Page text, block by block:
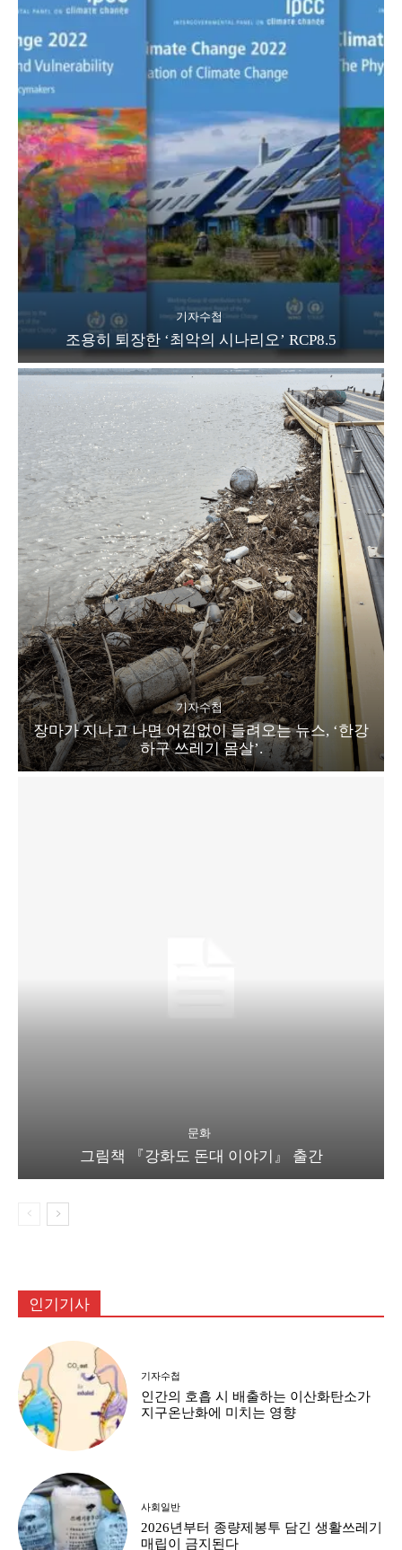
기자수첩
조용히 퇴장한 ‘최악의 시나리오’ RCP8.5
기자수첩
장마가 지나고 나면 어김없이 들려오는 뉴스, ‘한강
하구 쓰레기 몸살’.
문화
그림책 『강화도 돈대 이야기』 출간
인기기사
기자수첩
인간의 호흡 시 배출하는 이산화탄소가
지구온난화에 미치는 영향
사회일반
2026년부터 종량제봉투 담긴 생활쓰레기
매립이 금지된다